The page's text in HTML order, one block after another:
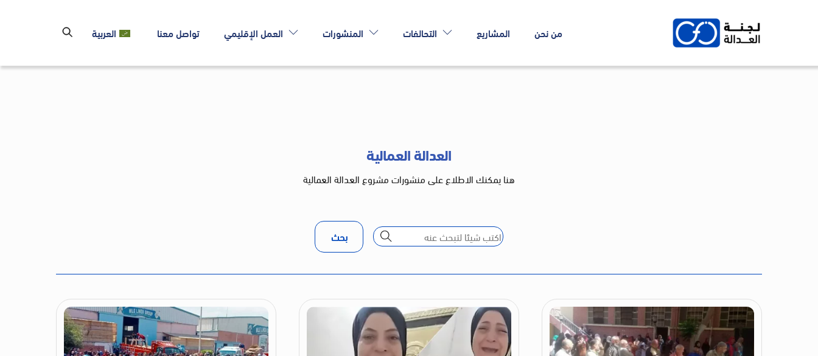
من نحن المشاريع التحالفات المنشورات العمل الإقليمي تواصل معنا العربية
العدالة العمالية
هنا يمكنك الاطلاع على منشورات مشروع العدالة العمالية
بحث